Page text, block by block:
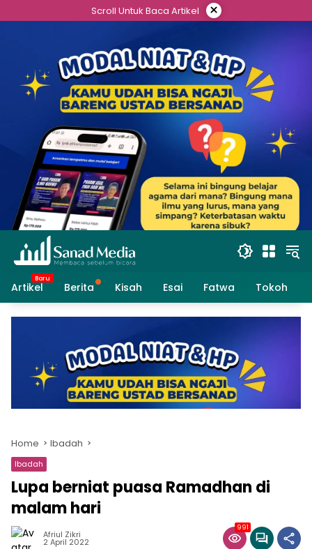
to
Scroll Untuk Baca Artikel ×
Artikel Berita Kisah Esai Fatwa Tokoh
Home Ibadah
Ibadah
Lupa berniat puasa Ramadhan di
malam hari
Afriul Zikri
2 April 2022
991